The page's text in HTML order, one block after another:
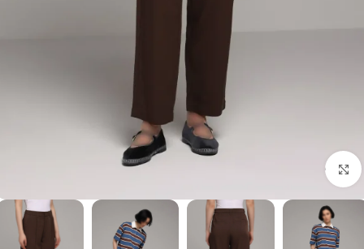
برای بزرگنمایی کلیک کنید